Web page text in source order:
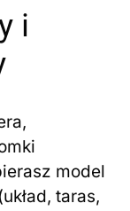
i
model
taras,